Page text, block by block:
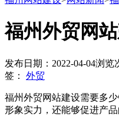
福州外贸网
发布日期：2022-04-04浏览
签： 外贸
福州外贸网站建设需要多
形象实力，还能够促进产